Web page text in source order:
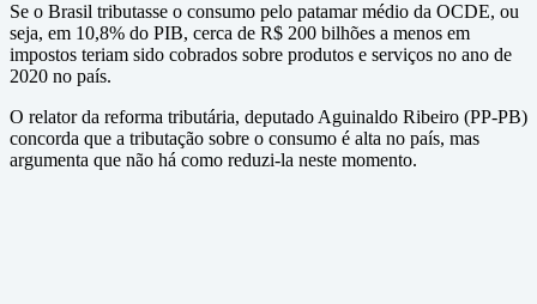
Se o Brasil tributasse o consumo pelo patamar médio da OCDE, ou
seja, em 10,8% do PIB, cerca de R$ 200 bilhões a menos em
impostos teriam sido cobrados sobre produtos e serviços no ano de
2020 no país.
O relator da reforma tributária, deputado Aguinaldo Ribeiro (PP-PB)
concorda que a tributação sobre o consumo é alta no país, mas
argumenta que não há como reduzi-la neste momento.